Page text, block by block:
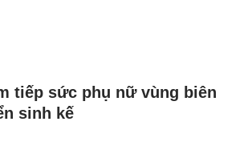
tiếp sức phụ nữ vùng biên
sinh kế